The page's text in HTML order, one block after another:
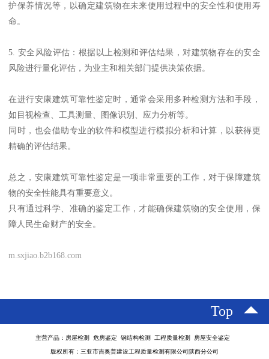
护保养情况等，以确定建筑物在未来使用过程中的安全性和使用寿
命。
5. 安全风险评估：根据以上检测和评估结果，对建筑物存在的安全
风险进行量化评估，为业主和相关部门提供决策依据。
在进行安康建筑可靠性鉴定时，通常会采用多种检测方法和手段，
如目视检查、工具测量、图像识别、应力分析等。
同时，也会借助专业的软件和模型进行模拟分析和计算，以获得更
精确的评估结果。
总之，安康建筑可靠性鉴定是一项非常重要的工作，对于保障建筑
物的安全性能具有重要意义。
只有通过科学、准确的鉴定工作，才能确保建筑物的安全使用，保
障人民生命财产的安全。
m.sxjiao.b2b168.com
Top
主营产品：房屋检测 危房鉴定 钢结构检测 工程质量检测 房屋安全鉴定
版权所有：三亚市吉奥普建设工程质量检测有限公司陕西分公司